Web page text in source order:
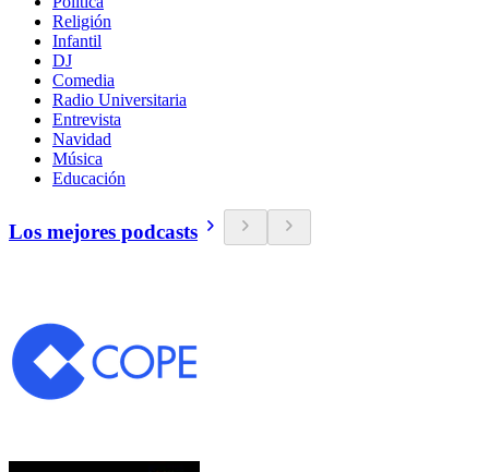
Religión
Infantil
DJ
Comedia
Radio Universitaria
Entrevista
Navidad
Música
Educación
Los mejores podcasts